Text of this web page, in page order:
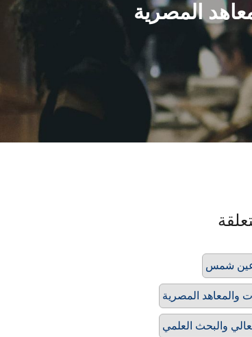
المصرية
عين شمس
والمعاهد المصرية
والبحث العلمي